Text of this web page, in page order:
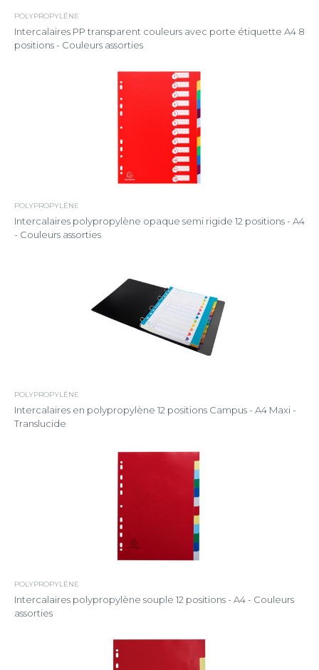
POLYPROPYLÈNE
Intercalaires PP transparent couleurs avec porte étiquette A4 8
positions - Couleurs assorties
POLYPROPYLÈNE
Intercalaires polypropylène opaque semi rigide 12 positions - A4
- Couleurs assorties
POLYPROPYLÈNE
Intercalaires en polypropylène 12 positions Campus - A4 Maxi -
Translucide
POLYPROPYLÈNE
Intercalaires polypropylène souple 12 positions - A4 - Couleurs
assorties